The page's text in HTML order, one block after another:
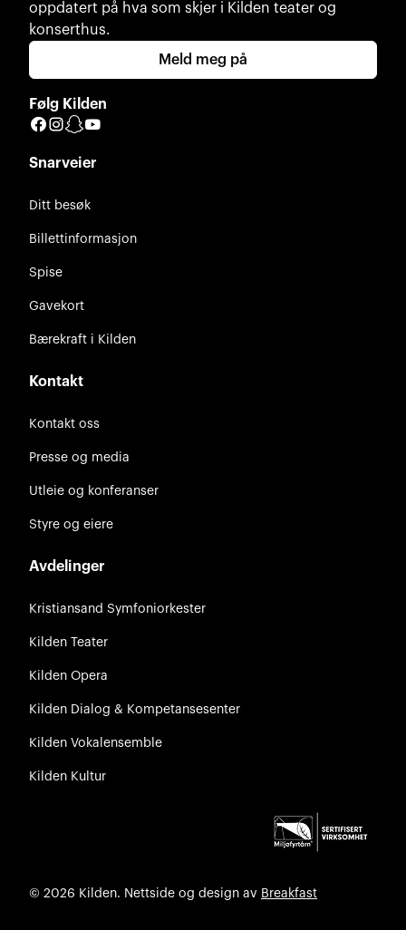
oppdatert på hva som skjer i Kilden teater og
konserthus.
Meld meg på
Følg Kilden
Facebook
Instagram
Snapchat
Snarveier
Ditt besøk
Billettinformasjon
Spise
Gavekort
Bærekraft i Kilden
Kontakt
Kontakt oss
Presse og media
Utleie og konferanser
Styre og eiere
Avdelinger
Kristiansand Symfoniorkester
Kilden Teater
Kilden Opera
Kilden Dialog & Kompetansesenter
Kilden Vokalensemble
Kilden Kultur
© 2026 Kilden. Nettside og design av Breakfast